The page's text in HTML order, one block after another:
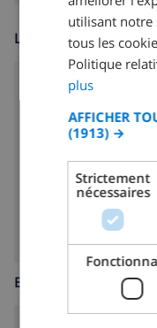
LOISIR
lecteur CD
radio-CD
lecteur DVD
Cable tv
ENFANTS BIENVENUS
utilisant notre
tous les
Politique
plus
AFFICHER
(1913) →
Strictement
nécessaires